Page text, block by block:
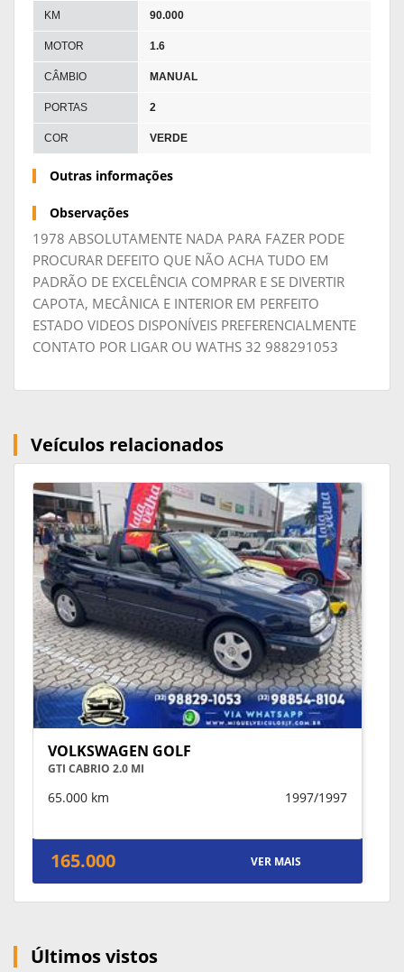
KM 90.000
MOTOR 1.6
CÂMBIO MANUAL
PORTAS 2
COR VERDE
Outras informações
Observações
1978 ABSOLUTAMENTE NADA PARA FAZER PODE
PROCURAR DEFEITO QUE NÃO ACHA TUDO EM
PADRÃO DE EXCELÊNCIA COMPRAR E SE DIVERTIR
CAPOTA, MECÂNICA E INTERIOR EM PERFEITO
ESTADO VIDEOS DISPONÍVEIS PREFERENCIALMENTE
CONTATO POR LIGAR OU WATHS 32 988291053
Veículos relacionados
VOLKSWAGEN GOLF
GTI CABRIO 2.0 MI
65.000 km 1997/1997
165.000 VER MAIS
Últimos vistos